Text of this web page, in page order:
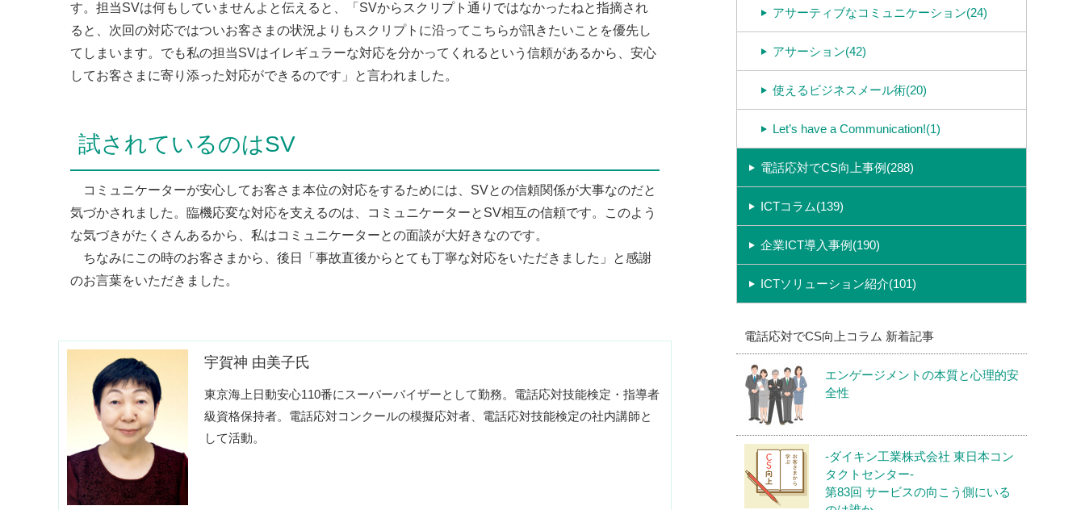
す。担当SVは何もしていませんよと伝えると、「SVからスクリプト通りではなかったねと指摘され
ると、次回の対応ではついお客さまの状況よりもスクリプトに沿ってこちらが訊きたいことを優先し
てしまいます。でも私の担当SVはイレギュラーな対応を分かってくれるという信頼があるから、安心
してお客さまに寄り添った対応ができるのです」と言われました。
試されているのはSV
コミュニケーターが安心してお客さま本位の対応をするためには、SVとの信頼関係が大事なのだと
気づかされました。臨機応変な対応を支えるのは、コミュニケーターとSV相互の信頼です。このよう
な気づきがたくさんあるから、私はコミュニケーターとの面談が大好きなのです。
ちなみにこの時のお客さまから、後日「事故直後からとても丁寧な対応をいただきました」と感謝
のお言葉をいただきました。
宇賀神 由美子氏
東京海上日動安心110番にスーパーバイザーとして勤務。電話応対技能検定・指導者
級資格保持者。電話応対コンクールの模擬応対者、電話応対技能検定の社内講師と
して活動。
アサーティブなコミュニケーション(24)
アサーション(42)
使えるビジネスメール術(20)
Let’s have a Communication!(1)
電話応対でCS向上事例(288)
ICTコラム(139)
企業ICT導入事例(190)
ICTソリューション紹介(101)
電話応対でCS向上コラム 新着記事
エンゲージメントの本質と心理的安
全性
-ダイキン工業株式会社 東日本コン
タクトセンター-
第83回 サービスの向こう側にいる